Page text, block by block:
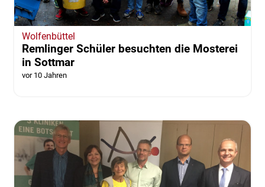
Wolfenbüttel
Remlinger Schüler besuchten die Mosterei
in Sottmar
vor 10 Jahren